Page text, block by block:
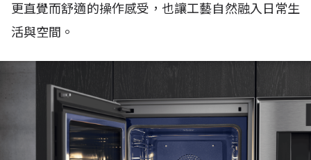
更直覺而舒適的操作感受，也讓工藝自然融入日常生
活與空間。